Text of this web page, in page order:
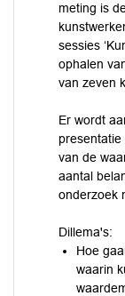
meting is
sessies
ophalen
van zeven
Er wordt
van de
aantal
onderzoek
Dillema's:
Hoe
waarin